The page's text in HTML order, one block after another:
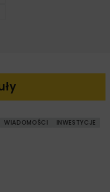
WIADOMOŚCI INWESTYCJE